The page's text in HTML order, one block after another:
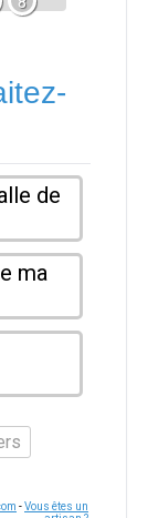
de
ma
-Vous êtes un